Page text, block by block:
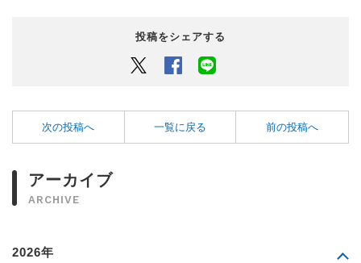
投稿をシェアする
Twitter Facebook
次の投稿へ 一覧に戻る 前の投稿へ
アーカイブ
ARCHIVE
2026年